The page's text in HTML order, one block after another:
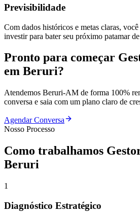
Previsibilidade
Com dados históricos e metas claras,
investir para bater seu próximo patamar
Pronto para começar
em Beruri?
Atendemos Beruri-AM de forma 100%
conversa e saia com um plano claro de
Agendar Conversa
Nosso Processo
Como trabalhamos
Beruri
1
Diagnóstico Estratégico